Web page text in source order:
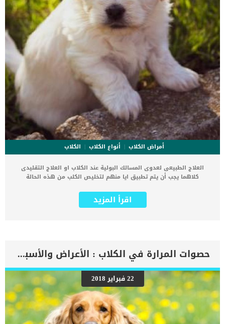
أمراض الكلاب أنواع الكلاب
الكلاب
العلاج الطبيعى لعدوى المسالك البولية عند الكلاب او العلاج التقليدى
كلاهما يجب أن يتم تطبيق ايا منهم لتخليص الكلب من هذه الحالة
وتسبب أعراض ومضاعفات صحية عديدة. اقرأ ايضا: كيفية العلاج الطبيعى
للتبول اللاإرادى عند الكلاب صعوبة التبول وتكون حصوات البول والتهابات
من البول لفحصها معمليا. كما يعتبر التشخيص المبكر لعدوى الجهاز
البولي أمر مؤثر جدا فى مسار الشفاء. العلاج الطبيعى لعدوى المسالك
البولية فعال جدا فى المراحل الأولى من العدوى. أما فى المراحل
الخطيرة من عدوى المسالك البولية فقد يحتاج الأمر الى تدخلات دوائية
وعمليات جراحية. حالة الكلب ومرحلة العدوى وتشخيص الطبيب يحددان
أنسب مسار لعلاج عدوى المسالك عند الكلب. مهما تمكنت الطرق الطبيعية
فى علاج المسالك البولية من إثبات نتائج إيجابية واضحة, ستبقى الحاجة
أكيدة الى جرعات المضاد الحيوي. إذا تركت العدوى بدون علاج يمكن ان
تؤدى الى مضاعفات صحية خطيرة تهدد حياة الكلب. كن حذرا بخصوص
اقرأ المزيد
حصوات المرارة في الكلاب : الأعراض والأسباب والعلاج
22 فبراير 2018